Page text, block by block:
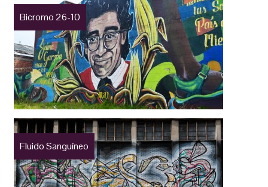
Bicromo 26-10
Fluido Sanguíneo